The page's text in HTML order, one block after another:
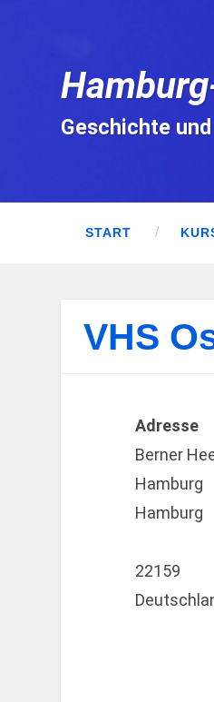
Geschichte
START
VHS
Adresse
Berner
Hamburg
Hamburg
22159